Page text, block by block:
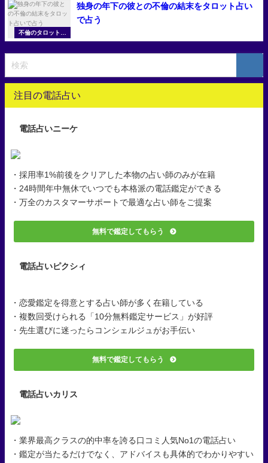
不倫のタロット占
い
独身の年下の彼との不倫の結末をタロット占い
で占う
注目の電話占い
電話占いニーケ
・採用率1%前後をクリアした本物の占い師のみが在籍
・24時間年中無休でいつでも本格派の電話鑑定ができる
・万全のカスタマーサポートで最適な占い師をご提案
無料で鑑定してもらう
電話占いピクシィ
・恋愛鑑定を得意とする占い師が多く在籍している
・複数回受けられる「10分無料鑑定サービス」が好評
・先生選びに迷ったらコンシェルジュがお手伝い
無料で鑑定してもらう
電話占いカリス
・業界最高クラスの的中率を誇る口コミ人気No1の電話占い
・鑑定が当たるだけでなく、アドバイスも具体的でわかりやすい